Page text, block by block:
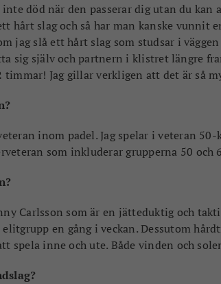
död när den passerar dig utan du kan
hårt slag och så har man kanske vunnit
jag slå ett hårt slag som studsar i
sig själv och partnern i klistret längre
Jag gillar verkligen att det är så
inom padel. Jag spelar i veteran
som inkluderar grupperna 50 och
Carlsson som är en jätteduktig och
en gång i veckan. Dessutom
spela inne och ute. Både vinden och